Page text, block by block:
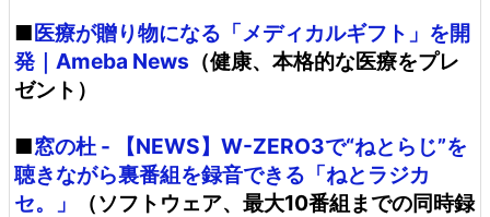
■医療が贈り物になる「メディカルギフト」を開
発｜Ameba News （健康、本格的な医療をプレ
ゼント）
■窓の杜 - 【NEWS】W-ZERO3で“ねとらじ”を
聴きながら裏番組を録音できる「ねとラジカ
セ。」
（ソフトウェア、最大10番組までの同時録